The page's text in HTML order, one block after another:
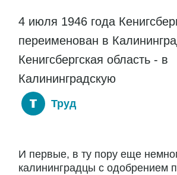
4 июля 1946 года
переименован в
Кенигсбергская область - в
Калининградскую
Труд
И первые, в ту пору еще
калининградцы с одобрением